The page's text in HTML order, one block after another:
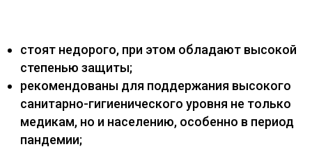
стоят недорого, при этом обладают высокой
степенью защиты;
рекомендованы для поддержания высокого
санитарно-гигиенического уровня не только
медикам, но и населению, особенно в период
пандемии;